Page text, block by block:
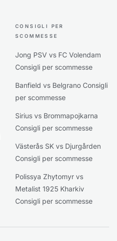
CONSIGLI PER
SCOMMESSE
Jong PSV vs FC Volendam
Consigli per scommesse
Banfield vs Belgrano Consigli
per scommesse
Sirius vs Brommapojkarna
Consigli per scommesse
Västerås SK vs Djurgården
Consigli per scommesse
Polissya Zhytomyr vs
Metalist 1925 Kharkiv
Consigli per scommesse